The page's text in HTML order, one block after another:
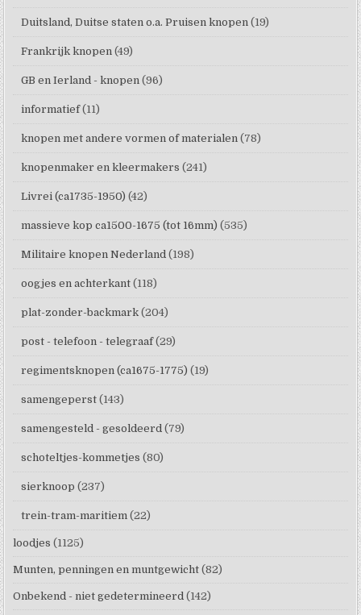
Duitsland, Duitse staten o.a. Pruisen knopen (19)
Frankrijk knopen (49)
GB en Ierland - knopen (96)
informatief (11)
knopen met andere vormen of materialen (78)
knopenmaker en kleermakers (241)
Livrei (ca1735-1950) (42)
massieve kop ca1500-1675 (tot 16mm) (535)
Militaire knopen Nederland (198)
oogjes en achterkant (118)
plat-zonder-backmark (204)
post - telefoon - telegraaf (29)
regimentsknopen (ca1675-1775) (19)
samengeperst (143)
samengesteld - gesoldeerd (79)
schoteltjes-kommetjes (80)
sierknoop (237)
trein-tram-maritiem (22)
loodjes (1125)
Munten, penningen en muntgewicht (82)
Onbekend - niet gedetermineerd (142)